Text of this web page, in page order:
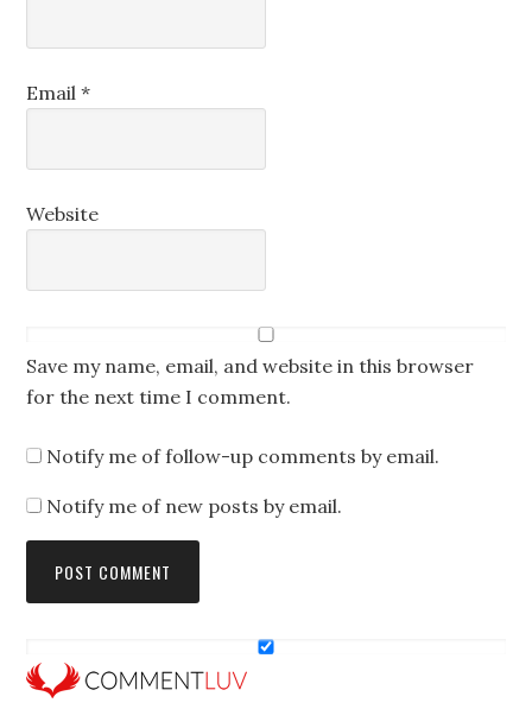
Email*
Website
Save my name, email, and website in this browser
for the next time I comment.
Notify me of follow-up comments by email.
Notify me of new posts by email.